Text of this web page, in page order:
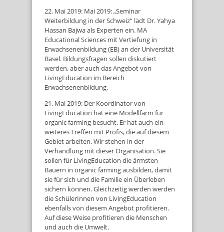
22. Mai 2019: Mai 2019: „Seminar
Weiterbildung in der Schweiz“ lädt Dr. Yahya
Hassan Bajwa als Experten ein. MA
Educational Sciences mit Vertiefung in
Erwachsenenbildung (EB) an der Universität
Basel. Bildungsfragen sollen diskutiert
werden, aber auch das Angebot von
LivingEducation im Bereich
Erwachsenenbildung.
21. Mai 2019: Der Koordinator von
LivingEducation hat eine Modellfarm für
organic farming besucht. Er hat auch ein
weiteres Treffen mit Profis, die auf diesem
Gebiet arbeiten. Wir stehen in der
Verhandlung mit dieser Organisation. Sie
sollen für LivingEducation die ärmsten
Bauern in organic farming ausbilden, damit
sie für sich und die Familie ein Überleben
sichern können. Gleichzeitig werden werden
die SchülerInnen von LivingEducation
ebenfalls von diesem Angebot profitieren.
Auf diese Weise profitieren die Menschen
und auch die Umwelt.